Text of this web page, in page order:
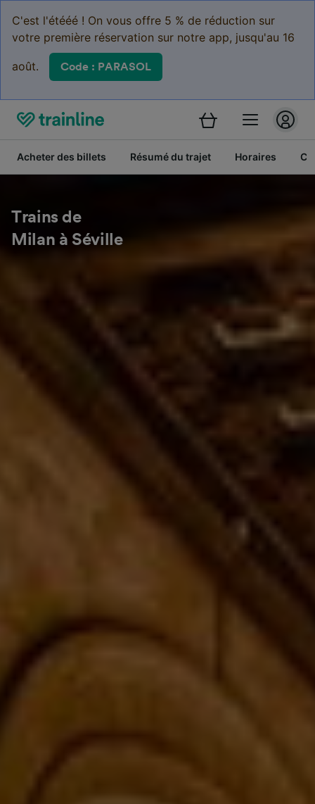
C'est l'étééé ! On vous offre 5 % de réduction sur
votre première réservation sur notre app, jusqu'au 16
août. Code : PARASOL
Acheter des billets Résumé du trajet Horaires
Trains de
Milan à Séville